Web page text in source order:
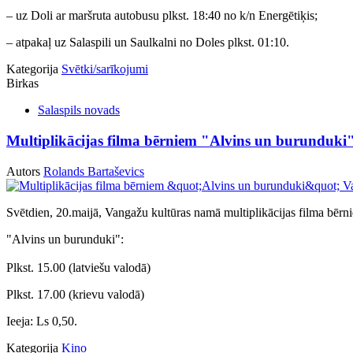
– uz Doli ar maršruta autobusu plkst. 18:40 no k/n Energētiķis;
– atpakaļ uz Salaspili un Saulkalni no Doles plkst. 01:10.
Kategorija Svētki/sarīkojumi
Birkas
Salaspils novads
Multiplikācijas filma bērniem "Alvins un burunduki"
Autors Rolands Bartaševics
Svētdien, 20.maijā, Vangažu kultūras namā multiplikācijas filma
"Alvins un burunduki":
Plkst. 15.00 (latviešu valodā)
Plkst. 17.00 (krievu valodā)
Ieeja: Ls 0,50.
Kategorija Kino